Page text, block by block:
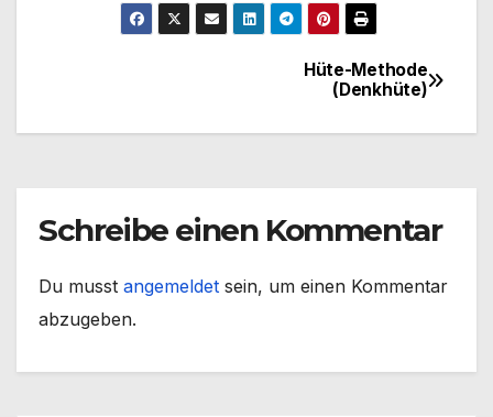
BeitragsnavigationHüte-Methode
(Denkhüte)
Schreibe einen Kommentar
Du musst angemeldet sein, um einen Kommentar
abzugeben.